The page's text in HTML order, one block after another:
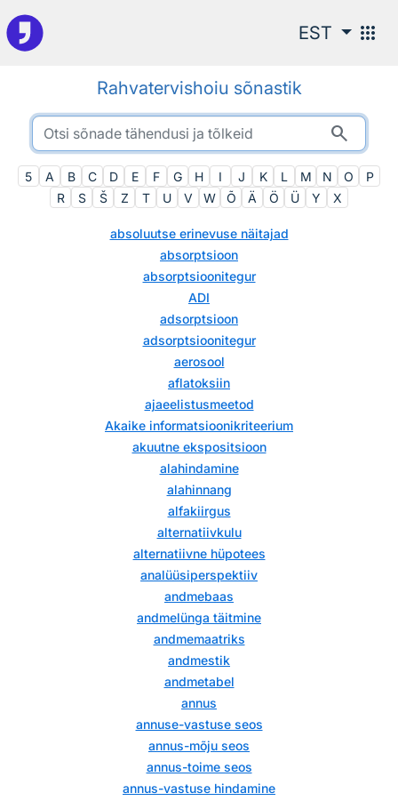
Otsingu juurde
EST apps
Rahvatervishoiu sõnastik
search
5 A B C D E F G H I J K L M N O
P
R
S Š Z T U V W Õ Ä Ö Ü Y Χ
absoluutse erinevuse näitajad
absorptsioon
absorptsioonitegur
ADI
adsorptsioon
adsorptsioonitegur
aerosool
aflatoksiin
ajaeelistusmeetod
Akaike informatsioonikriteerium
akuutne ekspositsioon
alahindamine
alahinnang
alfakiirgus
alternatiivkulu
alternatiivne hüpotees
analüüsiperspektiiv
andmebaas
andmelünga täitmine
andmemaatriks
andmestik
andmetabel
annus
annuse-vastuse seos
annus-mõju seos
annus-toime seos
annus-vastuse hindamine